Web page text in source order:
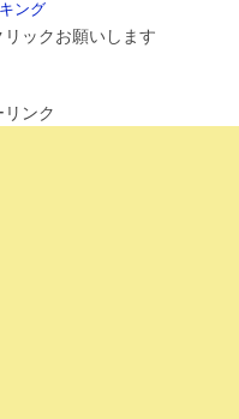
k
ング
ックお願いします
ンク